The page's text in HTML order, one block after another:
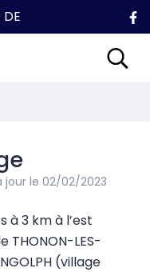
DE
sur-Léman
jour le 02/02/2023
à 3 km à l’est
THONON-LES-
(village